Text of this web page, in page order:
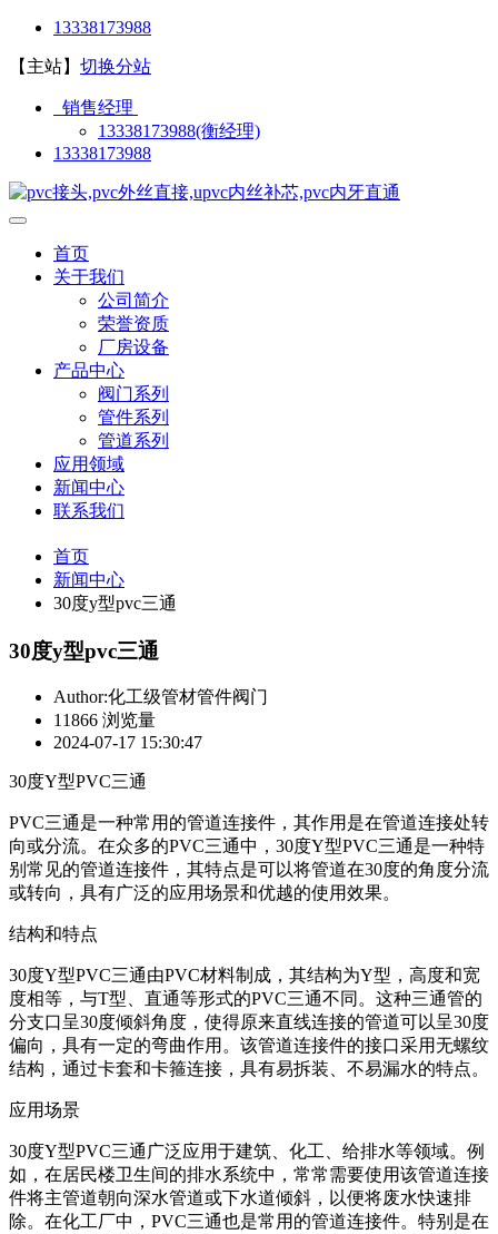
13338173988
【主站】 切换分站
销售经理
13338173988(衡经理)
13338173988
首页
关于我们
公司简介
荣誉资质
厂房设备
产品中心
阀门系列
管件系列
管道系列
应用领域
新闻中心
联系我们
首页
新闻中心
30度y型pvc三通
30度y型pvc三通
Author:化工级管材管件阀门
11866 浏览量
2024-07-17 15:30:47
30度Y型PVC三通
PVC三通是一种常用的管道连接件，其作用是在管道连接处转
向或分流。在众多的PVC三通中，30度Y型PVC三通是一种特
别常见的管道连接件，其特点是可以将管道在30度的角度分流
或转向，具有广泛的应用场景和优越的使用效果。
结构和特点
30度Y型PVC三通由PVC材料制成，其结构为Y型，高度和宽
度相等，与T型、直通等形式的PVC三通不同。这种三通管的
分支口呈30度倾斜角度，使得原来直线连接的管道可以呈30度
偏向，具有一定的弯曲作用。该管道连接件的接口采用无螺纹
结构，通过卡套和卡箍连接，具有易拆装、不易漏水的特点。
应用场景
30度Y型PVC三通广泛应用于建筑、化工、给排水等领域。例
如，在居民楼卫生间的排水系统中，常常需要使用该管道连接
件将主管道朝向深水管道或下水道倾斜，以便将废水快速排
除。在化工厂中，PVC三通也是常用的管道连接件。特别是在